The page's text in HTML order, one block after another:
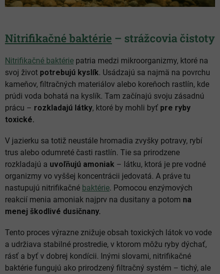
Nitrifikačné baktérie – strážcovia čistoty
Nitrifikačné baktérie patria medzi mikroorganizmy, ktoré na
svoj život potrebujú kyslík. Usádzajú sa najmä na povrchu
kameňov, filtračných materiálov alebo koreňoch rastlín, kde
prúdi voda bohatá na kyslík. Tam začínajú svoju zásadnú
prácu – rozkladajú látky, ktoré by mohli byť pre ryby
toxické.
V jazierku sa totiž neustále hromadia zvyšky potravy, rybí
trus alebo odumreté časti rastlín. Tie sa prirodzene
rozkladajú a uvoľňujú amoniak – látku, ktorá je pre vodné
organizmy vo vyššej koncentrácii jedovatá. A práve tu
nastupujú nitrifikačné baktérie. Pomocou enzýmových
reakcií menia amoniak najprv na dusitany a potom na
menej škodlivé dusičnany.
Tento proces výrazne znižuje obsah toxických látok vo vode
a udržiava stabilné prostredie, v ktorom môžu ryby dýchať,
rásť a byť v dobrej kondícii. Inými slovami, nitrifikačné
baktérie fungujú ako prirodzený filtračný systém – tichý, ale